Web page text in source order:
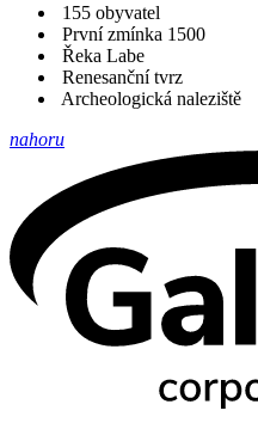
155 obyvatel
První zmínka 1500
Řeka Labe
Renesanční tvrz
Archeologická naleziště
nahoru